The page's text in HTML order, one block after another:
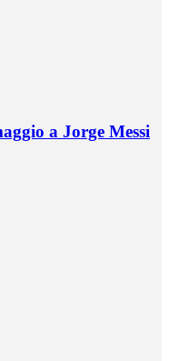
a Jorge Messi